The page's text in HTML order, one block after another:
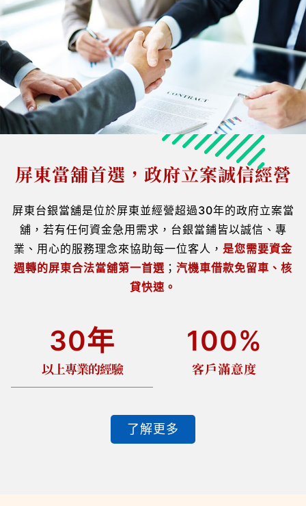
屏東當舖首選，政府立案誠信經營
屏東台銀當舖是位於屏東並經營超過30年的政府立案當
舖，若有任何資金急用需求，台銀當鋪皆以誠信、專
業、用心的服務理念來協助每一位客人， 是您需要資金
週轉的屏東合法當舖第一首選 ； 汽機車借款免留車、核
貸快速。
30年
以上專業的經驗
100%
客戶滿意度
了解更多